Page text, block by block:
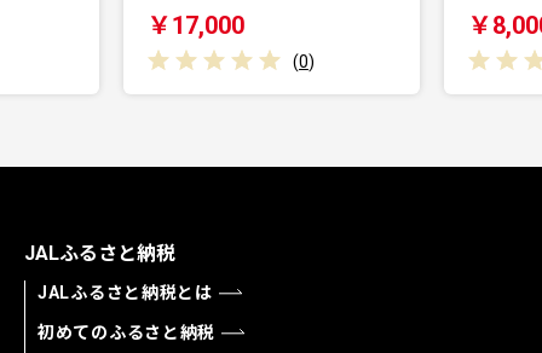
￥17,000
(0)
￥
JALふるさと納税
JALふるさと納税とは
初めてのふるさと納税